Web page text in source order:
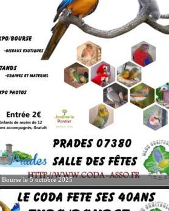
Bourse le 5 octobre 2025